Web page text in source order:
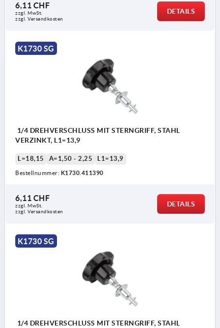
6,11 CHF
zzgl. MwSt.
zzgl. Versandkosten
DETAILS
K1730 SG
1/4 DREHVERSCHLUSS MIT STERNGRIFF, STAHL
VERZINKT, L1=13,9
L=18,15 A=1,50 - 2,25 L1=13,9
Bestellnummer: K1730.411390
6,11 CHF
zzgl. MwSt.
zzgl. Versandkosten
DETAILS
K1730 SG
1/4 DREHVERSCHLUSS MIT STERNGRIFF, STAHL